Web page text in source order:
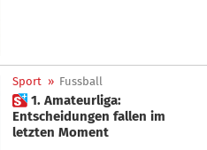
Sport » Fussball
 1. Amateurliga:
Entscheidungen fallen im
letzten Moment